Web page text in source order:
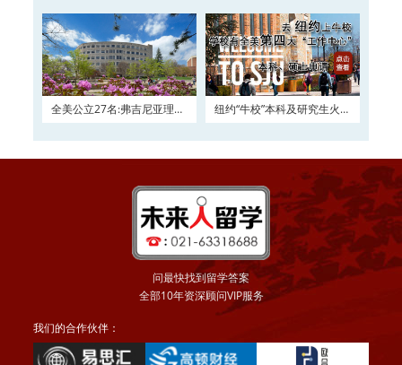
全美公立27名:弗吉尼亚理工
纽约“牛校”本科及研究生火热
问最快找到留学答案
全部10年资深顾问VIP服务
我们的合作伙伴：